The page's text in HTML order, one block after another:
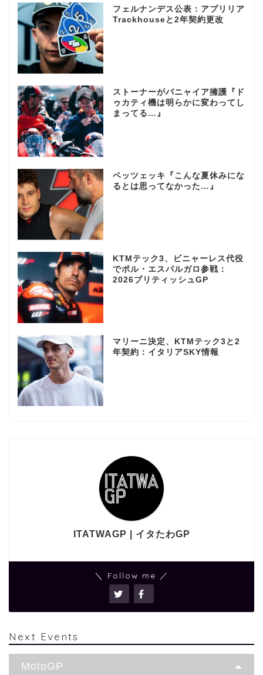
フェルナンデス公表：アプリリア
Trackhouseと2年契約更改
ストーナーがバニャイア擁護『ド
ゥカティ機は明らかに変わってし
まってる…』
ベッツェッキ『こんな夏休みにな
るとは思ってなかった…』
KTMテック3、ビニャーレス代役
でポル・エスパルガロ参戦：
2026ブリティッシュGP
マリーニ決定、KTMテック3と2
年契約：イタリアSKY情報
ITATWAGP | イタたわGP
＼ Follow me ／
Next Events
MotoGP